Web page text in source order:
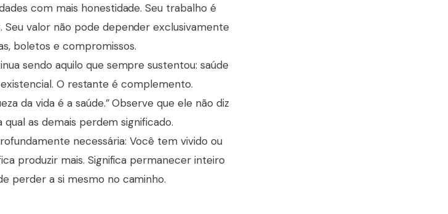
com mais honestidade. Seu trabalho é
valor não pode depender exclusivamente
boletos e compromissos.
sendo aquilo que sempre sustentou: saúde
O restante é complemento.
da vida é a saúde.” Observe que ele não diz
qual as demais perdem significado.
necessária: Você tem vivido ou
produzir mais. Significa permanecer inteiro
perder a si mesmo no caminho.